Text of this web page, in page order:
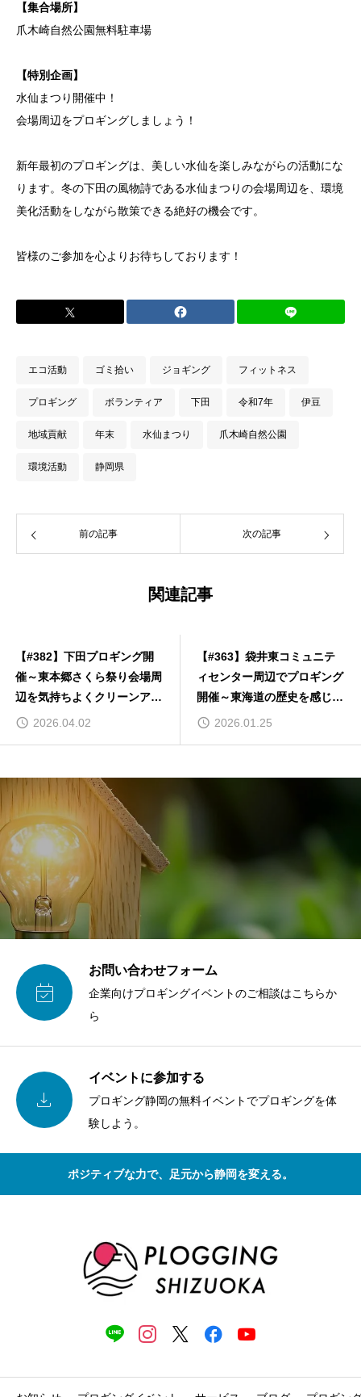
【集合場所】
爪木崎自然公園無料駐車場
【特別企画】
水仙まつり開催中！
会場周辺をプロギングしましょう！
新年最初のプロギングは、美しい水仙を楽しみながらの活動にな
ります。冬の下田の風物詩である水仙まつりの会場周辺を、環境
美化活動をしながら散策できる絶好の機会です。
皆様のご参加を心よりお待ちしております！
エコ活動 ゴミ拾い ジョギング フィットネス
プロギング ボランティア 下田 令和7年 伊豆
地域貢献 年末 水仙まつり 爪木崎自然公園
環境活動 静岡県
前の記事 次の記事
関連記事
【#382】下田プロギング開
催～東本郷さくら祭り会場周
辺を気持ちよくクリーンアッ
プ～2026.04.02
【#363】袋井東コミュニテ
ィセンター周辺でプロギング
開催～東海道の歴史を感じな
がら～2026.01.25

お問い合わせフォーム
企業向けプロギングイベントのご相談はこちらか
ら

イベントに参加する
プロギング静岡の無料イベントでプロギングを体
験しよう。
ポジティブな力で、足元から静岡を変える。